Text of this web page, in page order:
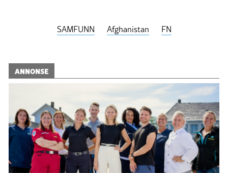
SAMFUNN Afghanistan FN
ANNONSE